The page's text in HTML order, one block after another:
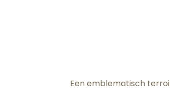
Een emblematisch